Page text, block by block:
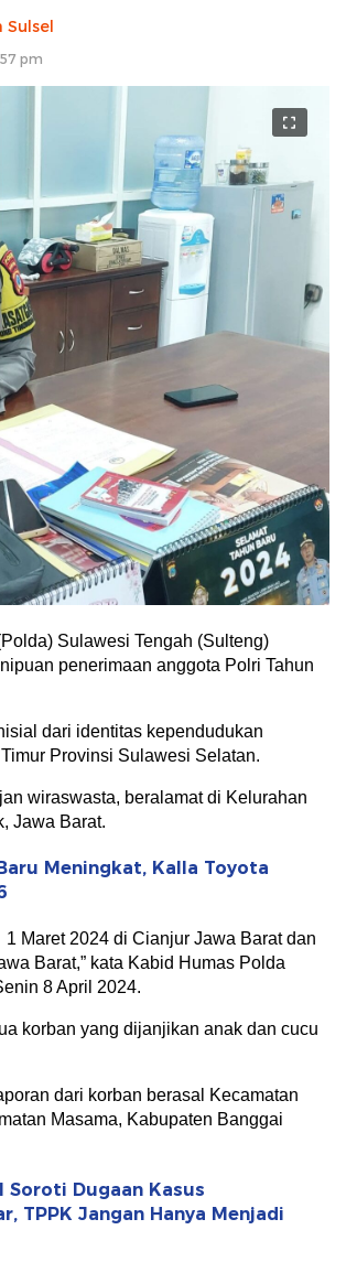
pm
Sulawesi Tengah (Sulteng)
penerimaan anggota Polri Tahun
dari identitas kependudukan
Provinsi Sulawesi Selatan.
wiraswasta, beralamat di Kelurahan
Jawa Barat.
Meningkat, Kalla Toyota
Maret 2024 di Cianjur Jawa Barat dan
Barat,” kata Kabid Humas Polda
8 April 2024.
korban yang dijanjikan anak dan cucu
dari korban berasal Kecamatan
Masama, Kabupaten Banggai
Soroti Dugaan Kasus
TPPK Jangan Hanya Menjadi